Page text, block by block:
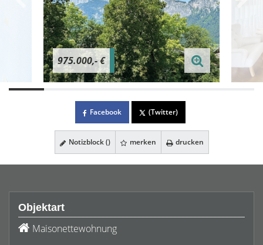
975.000,- €
Facebook (Twitter)
Notizblock () merken drucken
Objektart
Maisonettewohnung